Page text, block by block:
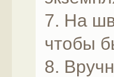
7. На
чтобы
8.